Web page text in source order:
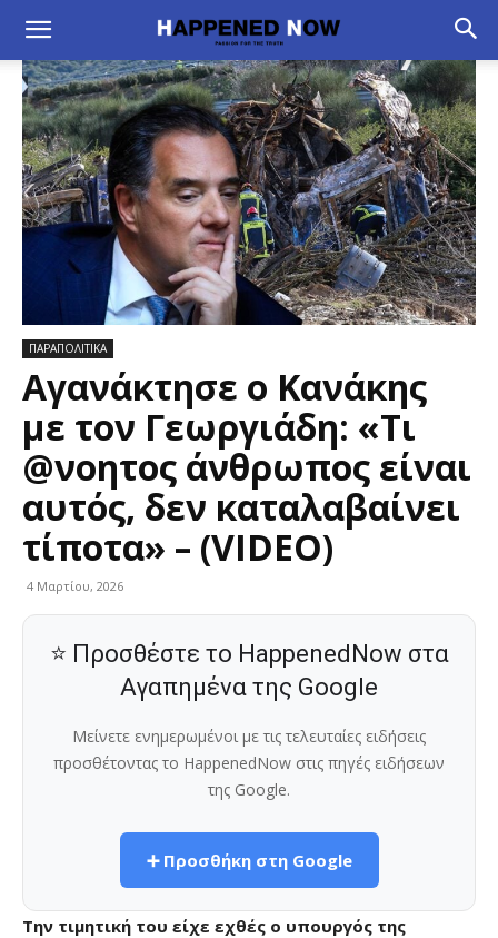
ΠΑΡΑΠΟΛΙΤΙΚΑ
Αγανάκτησε ο Κανάκης
με τον Γεωργιάδη: «Τι
@νοητος άνθρωπος είναι
αυτός, δεν καταλαβαίνει
τίποτα» – (VIDEO)
4 Μαρτίου, 2026
⭐ Προσθέστε το HappenedNow στα
Αγαπημένα της Google
Μείνετε ενημερωμένοι με τις τελευταίες ειδήσεις
προσθέτοντας το HappenedNow στις πηγές ειδήσεων
της Google.
➕ Προσθήκη στη Google
Την τιμητική του είχε εχθές ο υπουργός της